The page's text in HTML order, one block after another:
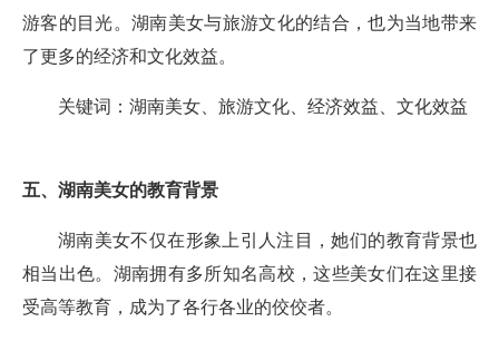
游客的目光。湖南美女与旅游文化的结合，也为当地带来
了更多的经济和文化效益。
关键词：湖南美女、旅游文化、经济效益、文化效益
五、湖南美女的教育背景
湖南美女不仅在形象上引人注目，她们的教育背景也
相当出色。湖南拥有多所知名高校，这些美女们在这里接
受高等教育，成为了各行各业的佼佼者。